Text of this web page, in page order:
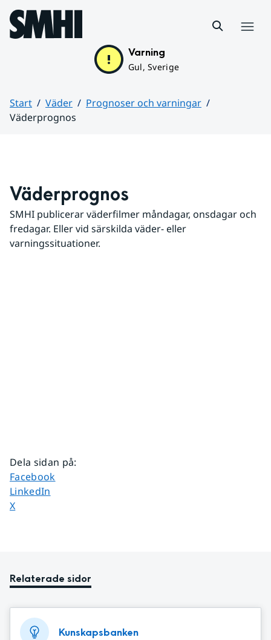
Hoppa till sidans innehåll
Varning
Gul, Sverige
Start Väder
Prognoser och varningar
Väderprognos
Väderprognos
SMHI publicerar väderfilmer måndagar, onsdagar och
fredagar. Eller vid särskilda väder- eller
varningssituationer.
Dela sidan på:
Dela sidan på
Facebook
Dela sidan på
LinkedIn
Dela sidan på
X
Relaterade sidor
Kunskapsbanken